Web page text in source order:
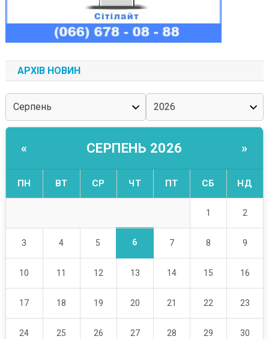
АРХІВ НОВИН
« СЕРПЕНЬ 2026 »
ПН ВТ СР ЧТ ПТ СБ НД
1 2
3 4 5 6 7 8 9
10 11 12 13 14 15 16
17 18 19 20 21 22 23
24 25 26 27 28 29 30